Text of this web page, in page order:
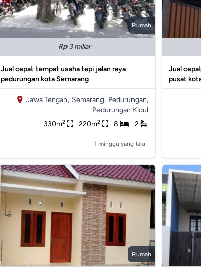
Rumah
Rp 3 miliar
Jual cepat tempat usaha tepi jalan raya
pedurungan kota Semarang
Jawa Tengah, Semarang, Pedurungan,
Pedurungan Kidul
330m2 220m2 8 2
1 minggu yang lalu
Jual
pusat
Rumah